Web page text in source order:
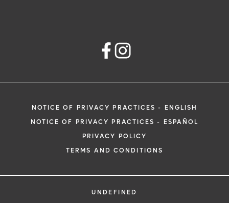
NOTICE OF PRIVACY PRACTICES - ENGLISH
NOTICE OF PRIVACY PRACTICES - ESPAÑOL
PRIVACY POLICY
TERMS AND CONDITIONS
UNDEFINED